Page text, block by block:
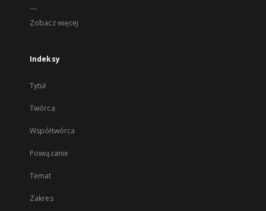
...
Zobacz więcej
Indeksy
Tytuł
Twórca
Współtwórca
Powiązanie
Temat
Zakres